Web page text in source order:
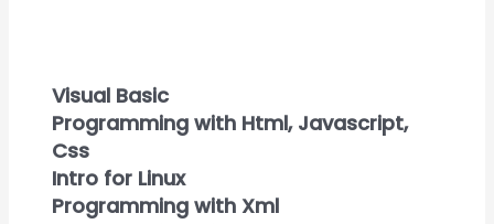
Visual Basic
Programming with Html, Javascript,
Css
Intro for Linux
Programming with Xml